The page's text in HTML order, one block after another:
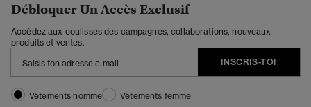
Débloquer Un Accès Exclusif
Accédez aux coulisses des campagnes, collaborations, nouveaux
produits et ventes.
INSCRIS-TOI
Vêtements homme
Vêtements femme